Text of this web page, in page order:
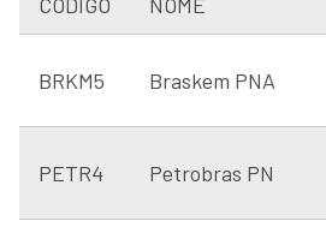
BRKM5 Braskem PNA
PETR4 Petrobras PN